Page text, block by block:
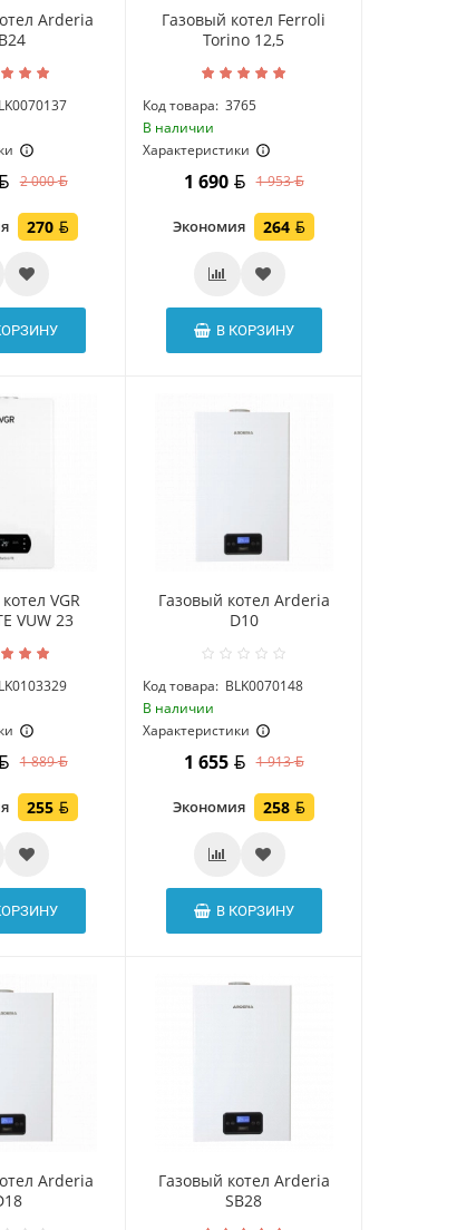
Arderia
2 000
270
Газовый котел Ferroli
Torino 12,5
Код товара: 3765
В наличии
Характеристики
1 690 1 953
Экономия 264
В КОРЗИНУ
VGR
VUW 23
1 889
255
Газовый котел Arderia
D10
Код товара: BLK0070148
В наличии
Характеристики
1 655 1 913
Экономия 258
В КОРЗИНУ
Arderia
Газовый котел Arderia
SB28